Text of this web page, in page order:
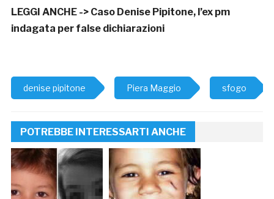
LEGGI ANCHE -> Caso Denise Pipitone, l’ex pm
indagata per false dichiarazioni
denise pipitone Piera Maggio sfogo
POTREBBE INTERESSARTI ANCHE